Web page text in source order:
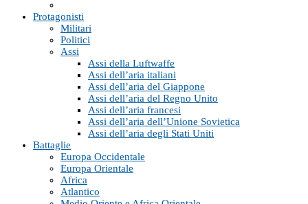
Protagonisti
Militari
Politici
Assi
Assi della Luftwaffe
Assi dell’aria italiani
Assi dell’aria del Giappone
Assi dell’aria del Regno Unito
Assi dell’aria francesi
Assi dell’aria dell’Unione Sovietica
Assi dell’aria degli Stati Uniti
Battaglie
Europa Occidentale
Europa Orientale
Africa
Atlantico